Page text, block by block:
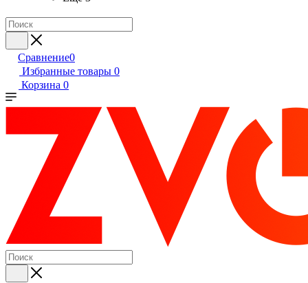
Сравнение0
Избранные товары 0
Корзина 0